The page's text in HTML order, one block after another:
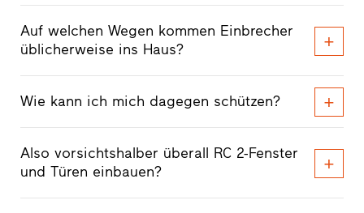
Auf welchen Wegen kommen Einbrecher
üblicherweise ins Haus?
Wie kann ich mich dagegen schützen?
Also vorsichtshalber überall RC 2-Fenster
und Türen einbauen?